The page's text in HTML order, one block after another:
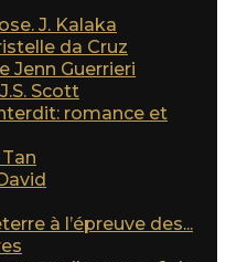
J. Kalaka
da Cruz
Jenn Guerrieri
Scott
romance et
à l’épreuve des...